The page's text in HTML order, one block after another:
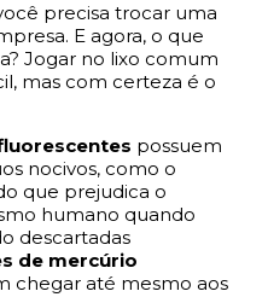
precisa trocar uma
E agora, o que
Jogar no lixo comum
mas com certeza é o
possuem
nocivos, como o
que prejudica o
humano quando
descartadas
de mercúrio
chegar até mesmo aos